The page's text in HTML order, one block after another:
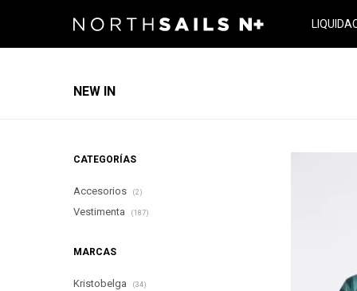
NEW IN
CATEGORÍAS
Accesorios (2)
Vestimenta (187)
MARCAS
Kristobelga (34)